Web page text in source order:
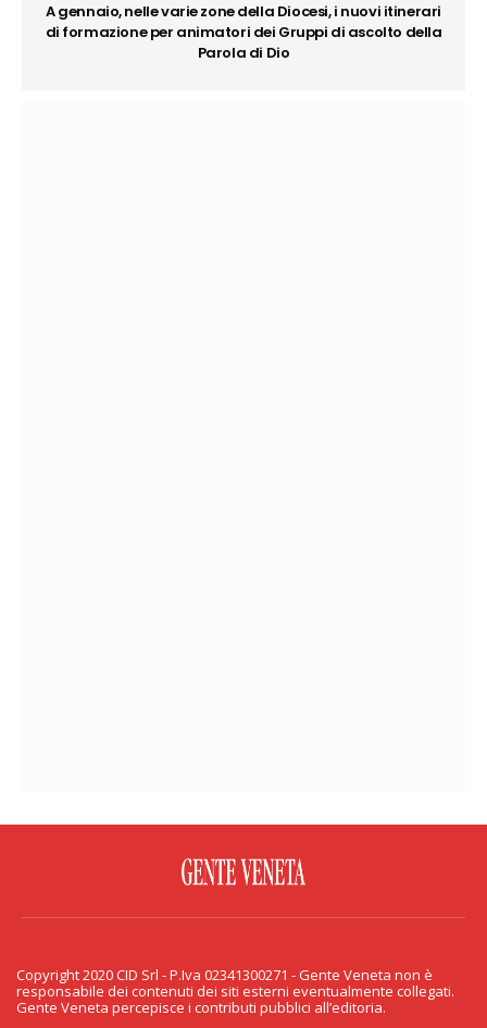
A gennaio, nelle varie zone della Diocesi, i nuovi itinerari
di formazione per animatori dei Gruppi di ascolto della
Parola di Dio
PRIVACY & COOKIE
Copyright 2020 CID Srl - P.Iva 02341300271 - Gente Veneta non è responsabile
Copyright 2020 CID Srl - P.Iva 02341300271 - Gente Veneta non è
responsabile dei contenuti dei siti esterni eventualmente collegati.
Gente Veneta percepisce i contributi pubblici all’editoria.